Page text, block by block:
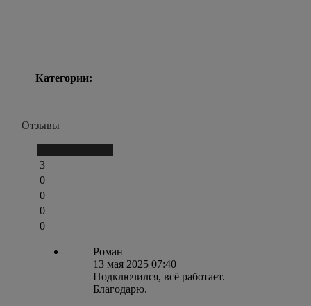
Категории:
Отзывы
3
0
0
0
0
Роман
13 мая 2025 07:40
Подключился, всё работает.
Благодарю.